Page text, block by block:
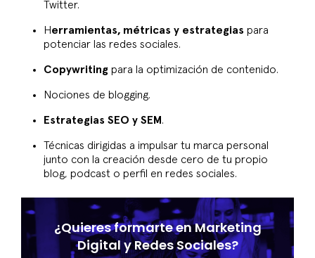
Twitter.
Herramientas, métricas y estrategias para
potenciar las redes sociales.
Copywriting para la optimización de contenido.
Nociones de blogging.
Estrategias SEO y SEM.
Técnicas dirigidas a impulsar tu marca personal
junto con la creación desde cero de tu propio
blog, podcast o perfil en redes sociales.
¿Quieres formarte en Marketing
Digital y Redes Sociales?